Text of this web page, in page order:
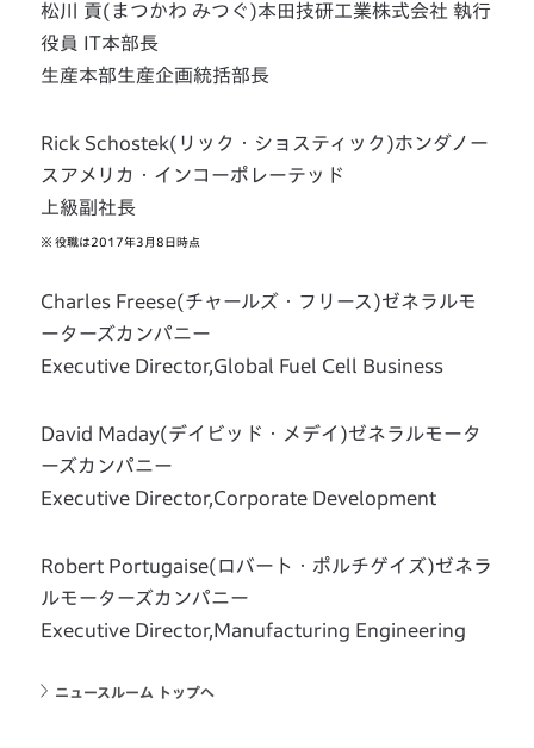
松川 貢(まつかわ みつぐ)本田技研工業株式会社 執行
役員 IT本部長
生産本部生産企画統括部長
Rick Schostek(リック・ショスティック)ホンダノー
スアメリカ・インコーポレーテッド
上級副社長
※ 役職は2017年3月8日時点
Charles Freese(チャールズ・フリース)ゼネラルモ
ーターズカンパニー
Executive Director,Global Fuel Cell Business
David Maday(デイビッド・メデイ)ゼネラルモータ
ーズカンパニー
Executive Director,Corporate Development
Robert Portugaise(ロバート・ポルチゲイズ)ゼネラ
ルモーターズカンパニー
Executive Director,Manufacturing Engineering
ニュースルーム トップへ